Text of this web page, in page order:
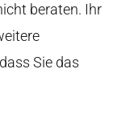
beraten. Ihr
Sie das